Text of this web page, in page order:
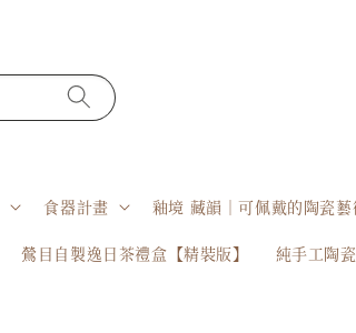
食器計畫 釉境 藏韻｜可佩戴的陶瓷藝
鶯目自製逸日茶禮盒【精裝版】 純手工陶